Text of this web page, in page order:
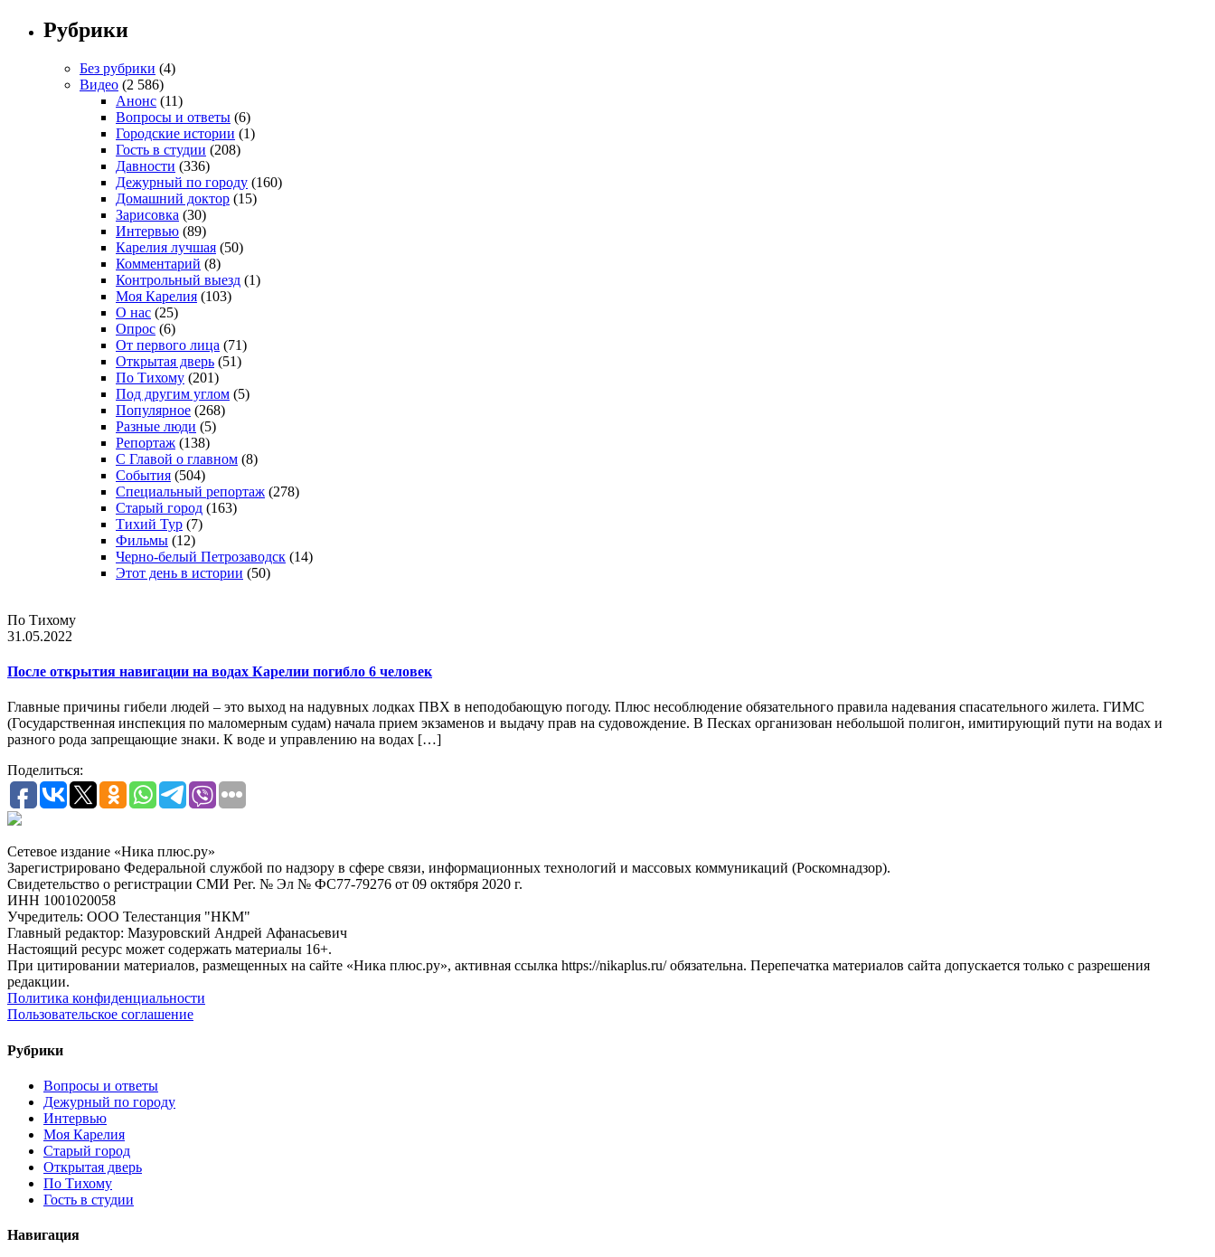
Рубрики
Без рубрики (4)
Видео (2 586)
Анонс (11)
Вопросы и ответы (6)
Городские истории (1)
Гость в студии (208)
Давности (336)
Дежурный по городу (160)
Домашний доктор (15)
Зарисовка (30)
Интервью (89)
Карелия лучшая (50)
Комментарий (8)
Контрольный выезд (1)
Моя Карелия (103)
О нас (25)
Опрос (6)
От первого лица (71)
Открытая дверь (51)
По Тихому (201)
Под другим углом (5)
Популярное (268)
Разные люди (5)
Репортаж (138)
С Главой о главном (8)
События (504)
Специальный репортаж (278)
Старый город (163)
Тихий Тур (7)
Фильмы (12)
Черно-белый Петрозаводск (14)
Этот день в истории (50)
По Тихому
31.05.2022
После открытия навигации на водах Карелии погибло 6 человек
Главные причины гибели людей – это выход на надувных лодках ПВХ в неподобающую погоду. Плюс несоблюдение обязательного правила надевания спасательного жилета. ГИМС
(Государственная инспекция по маломерным судам) начала прием экзаменов и выдачу прав на судовождение. В Песках организован небольшой полигон, имитирующий пути на водах и
разного рода запрещающие знаки. К воде и управлению на водах […]
Поделиться:
Сетевое издание «Ника плюс.ру»
Зарегистрировано Федеральной службой по надзору в сфере связи, информационных технологий и массовых коммуникаций (Роскомнадзор).
Свидетельство о регистрации СМИ Рег. № Эл № ФС77-79276 от 09 октября 2020 г.
ИНН 1001020058
Учредитель: ООО Телестанция "НКМ"
Главный редактор: Мазуровский Андрей Афанасьевич
Настоящий ресурс может содержать материалы 16+.
При цитировании материалов, размещенных на сайте «Ника плюс.ру», активная ссылка https://nikaplus.ru/ обязательна. Перепечатка материалов сайта допускается только с разрешения
редакции.
Политика конфиденциальности
Пользовательское соглашение
Рубрики
Вопросы и ответы
Дежурный по городу
Интервью
Моя Карелия
Старый город
Открытая дверь
По Тихому
Гость в студии
Навигация